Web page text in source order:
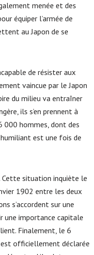
menée et des
équiper l’armée de
au Japon de se
de résister aux
vaincue par le Japon
du milieu va entraîner
ils s’en prennent à
000 hommes, dont des
est une fois de
situation inquiète le
1902 entre les deux
s’accordent sur une
une importance capitale
Finalement, le 6
officiellement déclarée